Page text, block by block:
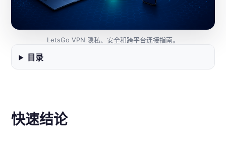
LetsGo VPN 隐私、安全和跨平台连接指南。
目录
快速结论